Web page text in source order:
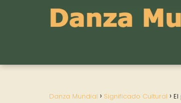
Danza Mundial Significado Cultural